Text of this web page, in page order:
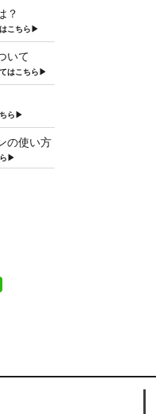
？
こちら▶
いて
はこちら▶
ら▶
の使い方
ら▶